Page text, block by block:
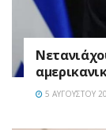
5 ΑΥΓΟΎΣΤΟΥ